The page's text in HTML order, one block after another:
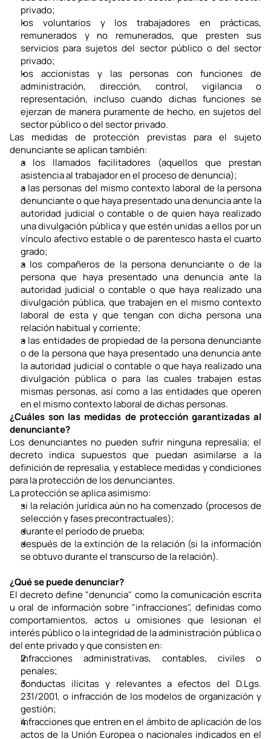
privado;
los voluntarios y los trabajadores en prácticas,
remunerados y no remunerados, que presten sus
servicios para sujetos del sector público o del sector
privado;
los accionistas y las personas con funciones de
administración, dirección, control, vigilancia o
representación, incluso cuando dichas funciones se
ejerzan de manera puramente de hecho, en sujetos del
sector público o del sector privado.
Las medidas de protección previstas para el sujeto
denunciante se aplican también:
a los llamados facilitadores (aquellos que prestan
asistencia al trabajador en el proceso de denuncia);
a las personas del mismo contexto laboral de la persona
denunciante o que haya presentado una denuncia ante la
autoridad judicial o contable o de quien haya realizado
una divulgación pública y que estén unidas a ellos por un
vínculo afectivo estable o de parentesco hasta el cuarto
grado;
a los compañeros de la persona denunciante o de la
persona que haya presentado una denuncia ante la
autoridad judicial o contable o que haya realizado una
divulgación pública, que trabajen en el mismo contexto
laboral de esta y que tengan con dicha persona una
relación habitual y corriente;
a las entidades de propiedad de la persona denunciante
o de la persona que haya presentado una denuncia ante
la autoridad judicial o contable o que haya realizado una
divulgación pública o para las cuales trabajen estas
mismas personas, así como a las entidades que operen
en el mismo contexto laboral de dichas personas.
¿Cuáles son las medidas de protección garantizadas al
denunciante?
Los denunciantes no pueden sufrir ninguna represalia; el
decreto indica supuestos que puedan asimilarse a la
definición de represalia, y establece medidas y condiciones
para la protección de los denunciantes.
La protección se aplica asimismo:
si la relación jurídica aún no ha comenzado (procesos de
selección y fases precontractuales);
durante el período de prueba;
después de la extinción de la relación (si la información
se obtuvo durante el transcurso de la relación).
¿Qué se puede denunciar?
El decreto define "denuncia" como la comunicación escrita
u oral de información sobre "infracciones", definidas como
comportamientos, actos u omisiones que lesionan el
interés público o la integridad de la administración pública o
del ente privado y que consisten en:
Infracciones administrativas, contables, civiles o
penales;
conductas ilícitas y relevantes a efectos del D.Lgs.
231/2001, o infracción de los modelos de organización y
gestión;
infracciones que entren en el ámbito de aplicación de los
actos de la Unión Europea o nacionales indicados en el